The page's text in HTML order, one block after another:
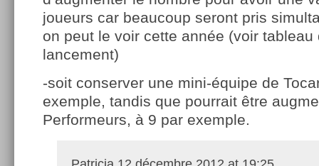
joueurs car beaucoup seront pris
on peut le voir cette année (voir tableau
lancement)
-soit conserver une mini-équipe de
exemple, tandis que pourrait être
Performeurs, à 9 par exemple.